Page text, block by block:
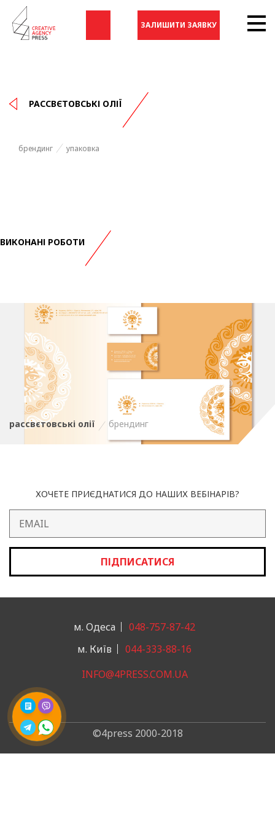
ЗАЛИШИТИ ЗАЯВКУ
РАССВЄТОВСЬКІ ОЛІЇ
брендинг упаковка
ВИКОНАНІ РОБОТИ
рассвєтовські олії брендинг
ХОЧЕТЕ ПРИЄДНАТИСЯ ДО НАШИХ ВЕБІНАРІВ?
ПІДПИСАТИСЯ
м. Одеса
048-757-87-42
м. Київ
044-333-88-16
INFO@4PRESS.COM.UA
©4press 2000-2018